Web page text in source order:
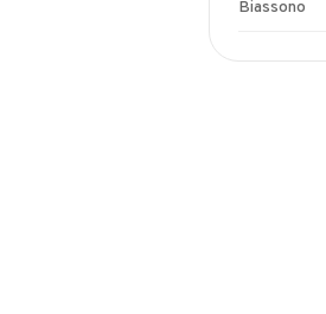
Biassono
Auto usate